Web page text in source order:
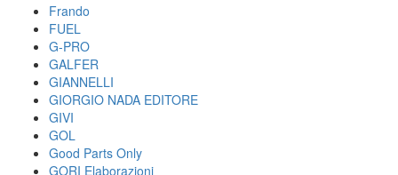
Frando
FUEL
G-PRO
GALFER
GIANNELLI
GIORGIO NADA EDITORE
GIVI
GOL
Good Parts Only
GORI Elaborazioni